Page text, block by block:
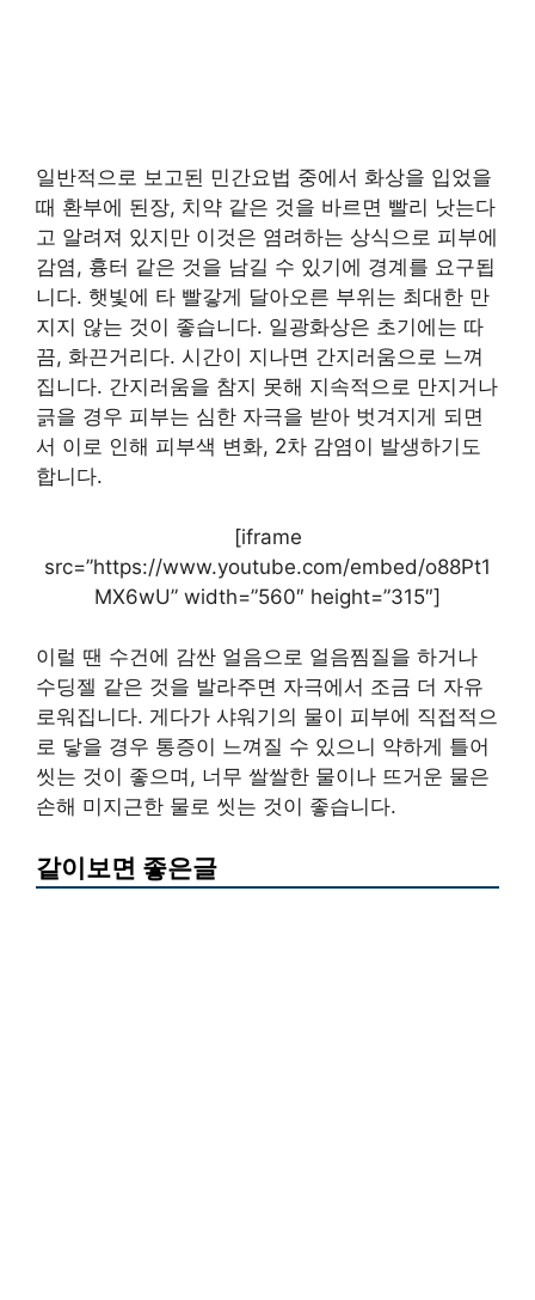
일반적으로 보고된 민간요법 중에서 화상을 입었을
때 환부에 된장, 치약 같은 것을 바르면 빨리 낫는다
고 알려져 있지만 이것은 염려하는 상식으로 피부에
감염, 흉터 같은 것을 남길 수 있기에 경계를 요구됩
니다. 햇빛에 타 빨갛게 달아오른 부위는 최대한 만
지지 않는 것이 좋습니다. 일광화상은 초기에는 따
끔, 화끈거리다. 시간이 지나면 간지러움으로 느껴
집니다. 간지러움을 참지 못해 지속적으로 만지거나
긁을 경우 피부는 심한 자극을 받아 벗겨지게 되면
서 이로 인해 피부색 변화, 2차 감염이 발생하기도
합니다.
[iframe
src=”https://www.youtube.com/embed/o88Pt1
MX6wU” width=”560″ height=”315″]
이럴 땐 수건에 감싼 얼음으로 얼음찜질을 하거나
수딩젤 같은 것을 발라주면 자극에서 조금 더 자유
로워집니다. 게다가 샤워기의 물이 피부에 직접적으
로 닿을 경우 통증이 느껴질 수 있으니 약하게 틀어
씻는 것이 좋으며, 너무 쌀쌀한 물이나 뜨거운 물은
손해 미지근한 물로 씻는 것이 좋습니다.
같이보면 좋은글